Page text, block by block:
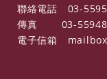
聯絡電話
03-
傳真
03-
電子信箱